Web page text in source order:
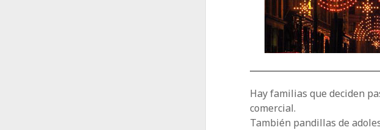
Hay familias que deciden
comercial.
También pandillas de